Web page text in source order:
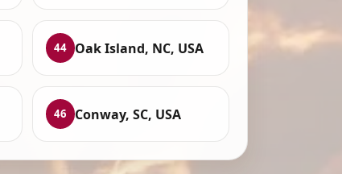
44 Oak Island, NC, USA
46 Conway, SC, USA